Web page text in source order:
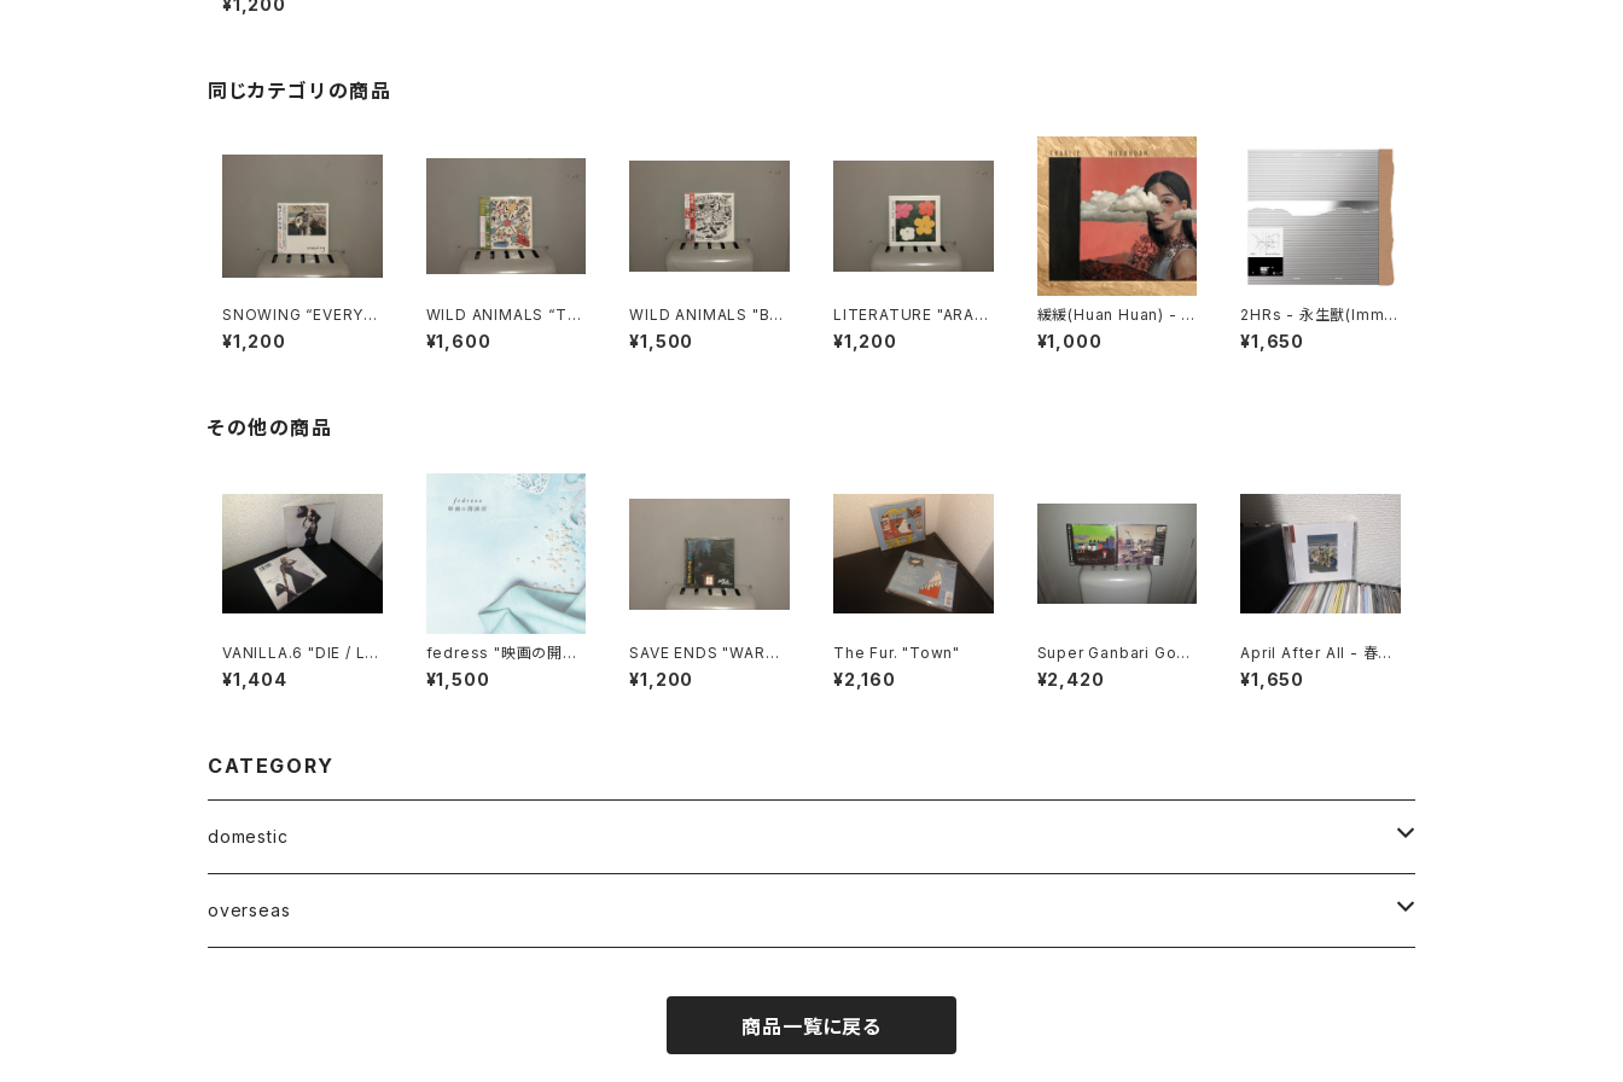
DS"
同じカテゴリの商品
SNOWING “EVERYT
HING”
¥1,200
WILD ANIMALS “TH
E HOAX”
¥1,600
WILD ANIMALS "BA
SEMENTS: MUSIC T
O FIGHT HYPOCRIS
¥1,500
LITERATURE "ARAB
SPRING"
¥1,200
緩緩(Huan Huan) - C
harlie CD
¥1,000
2HRs - 永生獸(Immo
rtal Beasts) CD
¥1,650
その他の商品
VANILLA.6 "DIE / LO
W"
¥1,404
fedress "映画の開演
前" CD
¥1,500
SAVE ENDS "WARM
HEARTS, COLD HAN
DS"
¥1,200
The Fur. "Town"
¥2,160
Super Ganbari Goal
Keepers "Dodometi
c Youth"
¥2,420
April After All - 春待
ち
¥1,650
CATEGORY
domestic
Mabase Records[マバセレコーズ]
overseas
商品一覧に戻る